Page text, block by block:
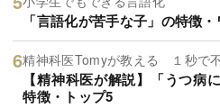
「言語化が苦手な子」の特徴
精神科医Tomyが教える １秒で
【精神科医が解説】「うつ病
特徴・トップ5